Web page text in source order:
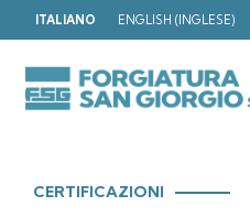
ITALIANO ENGLISH ( INGLESE)
CERTIFICAZIONI